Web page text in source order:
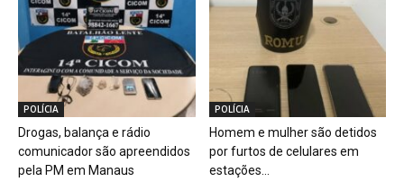
POLÍCIA
Drogas, balança e rádio
comunicador são apreendidos
pela PM em Manaus
POLÍCIA
Homem e mulher são detidos
por furtos de celulares em
estações...